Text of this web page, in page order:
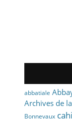
abbatiale
Archives de
Bonnevaux